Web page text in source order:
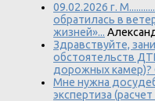
09.02.2026 г.
обратилась в
жизней»...
Здравствуйте,
обстоятельств
дорожных камер)?
Мне нужна
экспертиза